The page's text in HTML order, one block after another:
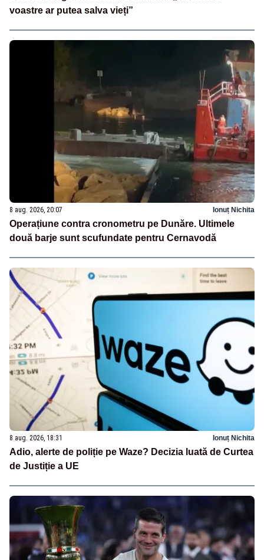
voastre ar putea salva vieți”
8 aug. 2026, 20:07 Ionuț Nichita
Operațiune contra cronometru pe Dunăre. Ultimele
două barje sunt scufundate pentru Cernavodă
8 aug. 2026, 18:31 Ionuț Nichita
Adio, alerte de poliție pe Waze? Decizia luată de Curtea
de Justiție a UE